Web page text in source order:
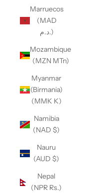
Marruecos
(MAD
د.م.)
Mozambique
(MZN MTn)
Myanmar
(Birmania)
(MMK K)
Namibia
(NAD $)
Nauru
(AUD $)
Nepal
(NPR Rs.)